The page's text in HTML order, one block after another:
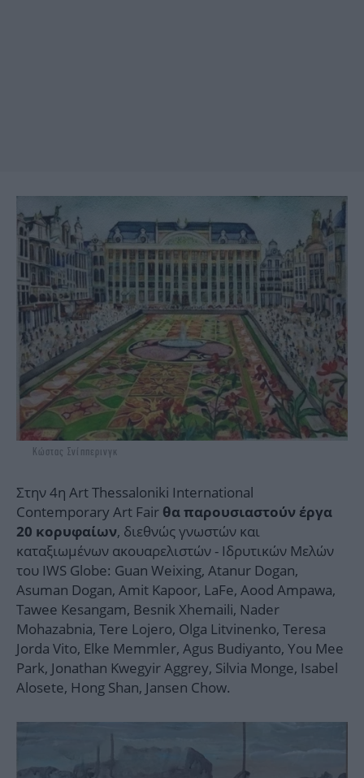
Κώστας Σνίππερινγκ
Στην 4η Art Thessaloniki International
Contemporary Art Fair θα παρουσιαστούν έργα
20 κορυφαίων, διεθνώς γνωστών και
καταξιωμένων ακουαρελιστών - Ιδρυτικών Μελών
του IWS Globe: Guan Weixing, Atanur Dogan,
Asuman Dogan, Amit Kapoor, LaFe, Aood Ampawa,
Tawee Kesangam, Besnik Xhemaili, Nader
Mohazabnia, Tere Lojero, Olga Litvinenko, Teresa
Jorda Vito, Elke Memmler, Agus Budiyanto, You Mee
Park, Jonathan Kwegyir Aggrey, Silvia Monge, Isabel
Alosete, Hong Shan, Jansen Chow.